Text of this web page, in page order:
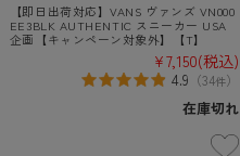
【即日出荷対応】VANS ヴァンズ VN000
EE3BLK AUTHENTIC スニーカー USA
企画【キャンペーン対象外】【T】
¥7,150(税込)
4.9 （34件）
在庫切れ